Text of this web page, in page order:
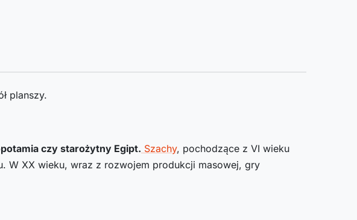
planszy.
czy starożytny Egipt. Szachy, pochodzące z VI wieku
W XX wieku, wraz z rozwojem produkcji masowej, gry